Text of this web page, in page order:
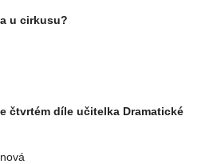
u cirkusu?
čtvrtém díle učitelka Dramatické